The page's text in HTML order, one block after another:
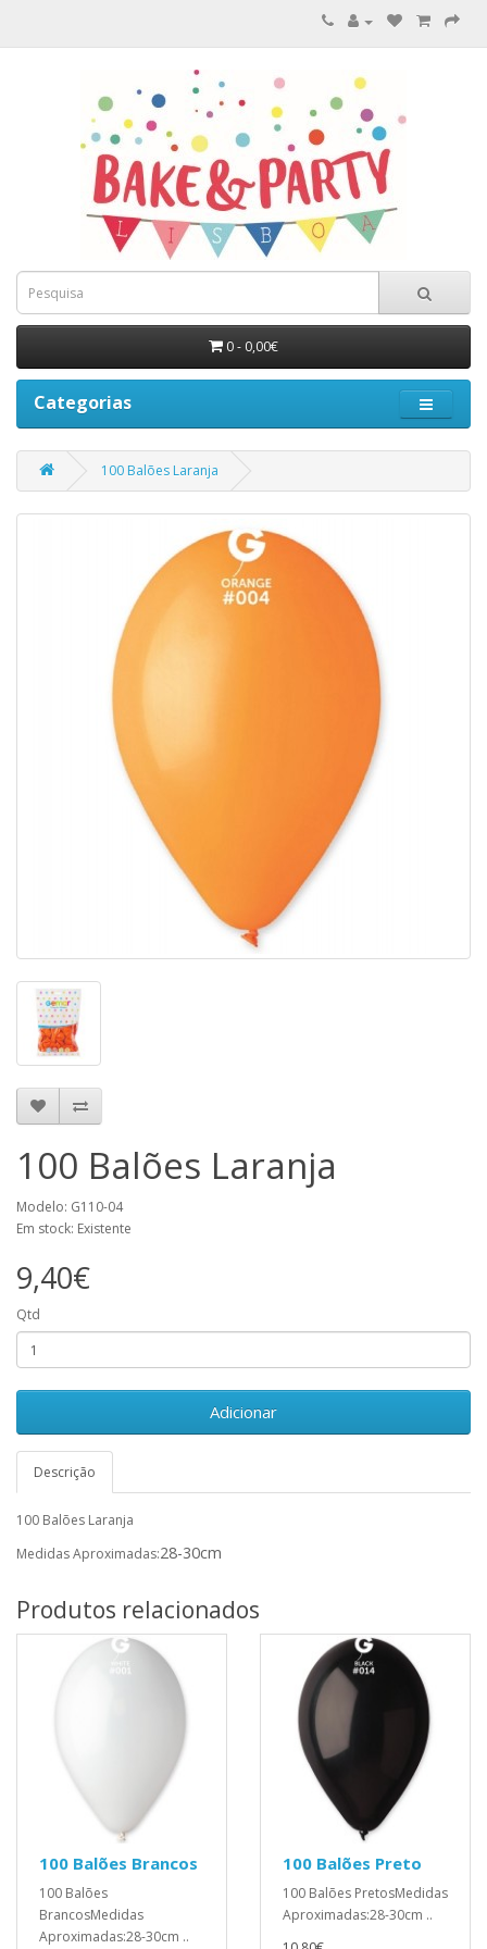
0 - 0,00€
Categorias
100 Balões Laranja
100 Balões Laranja
Modelo: G110-04
Em stock: Existente
9,40€
Qtd
Adicionar
Descrição
100 Balões Laranja
Medidas Aproximadas:28-30cm
Produtos relacionados
100 Balões Brancos
100 Balões
BrancosMedidas
Aproximadas:28-30cm ..
100 Balões Preto
100 Balões PretosMedidas
Aproximadas:28-30cm ..